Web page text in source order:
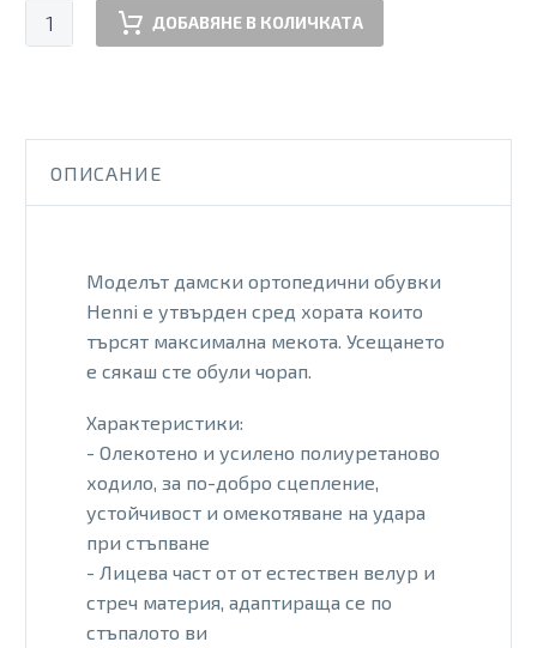
количество
за
24
ДОБАВЯНЕ В КОЛИЧКАТА
ОПИСАНИЕ
Моделът дамски ортопедични обувки
Henni e утвърден сред хората които
търсят максимална мекота. Усещането
е сякаш сте обули чорап.
Характеристики:
- Олекотено и усилено полиуретаново
ходило, за по-добро сцепление,
устойчивост и омекотяване на удара
при стъпване
- Лицева част от от естествен велур и
стреч материя, адаптираща се по
стъпалото ви